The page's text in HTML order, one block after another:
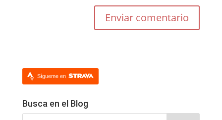
Sígueme en
Busca en el Blog